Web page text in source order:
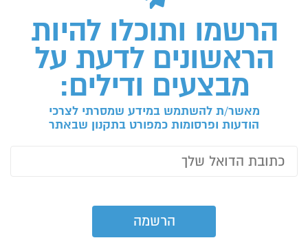
הרשמו ותוכלו להיות
הראשונים לדעת על
מבצעים ודילים:
מאשר/ת להשתמש במידע שמסרתי לצרכי
הודעות ופרסומות כמפורט בתקנון שבאתר